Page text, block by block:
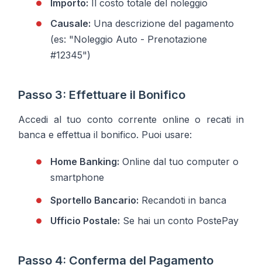
Importo: Il costo totale del noleggio
Causale: Una descrizione del pagamento
(es: "Noleggio Auto - Prenotazione
#12345")
Passo 3: Effettuare il Bonifico
Accedi al tuo conto corrente online o recati in
banca e effettua il bonifico. Puoi usare:
Home Banking: Online dal tuo computer o
smartphone
Sportello Bancario: Recandoti in banca
Ufficio Postale: Se hai un conto PostePay
Passo 4: Conferma del Pagamento